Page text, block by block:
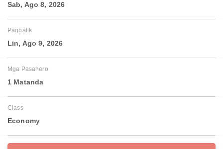
Sab, Ago 8, 2026
Pagbalik
Lin, Ago 9, 2026
Mga Pasahero
1 Matanda
Class
Economy